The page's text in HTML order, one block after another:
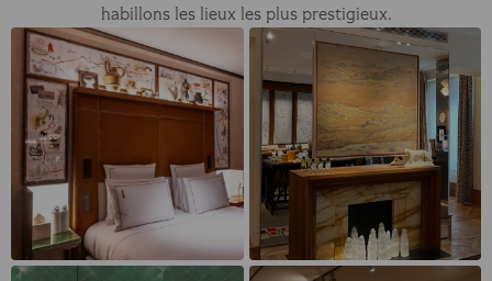
habillons les lieux les plus prestigieux.